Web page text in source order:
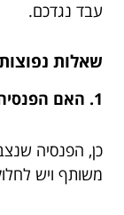
עבד נגדכם.
שאלות
1. האם הפנסיה נחשבת לרכוש משותף?
כן, הפנסיה
משותף ויש